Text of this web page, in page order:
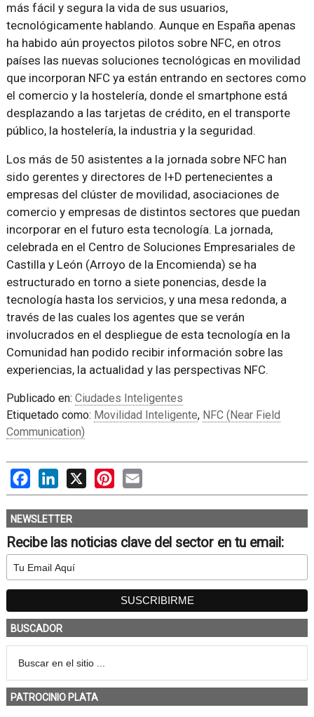
más fácil y segura la vida de sus usuarios,
tecnológicamente hablando. Aunque en España apenas
ha habido aún proyectos pilotos sobre NFC, en otros
países las nuevas soluciones tecnológicas en movilidad
que incorporan NFC ya están entrando en sectores como
el comercio y la hostelería, donde el smartphone está
desplazando a las tarjetas de crédito, en el transporte
público, la hostelería, la industria y la seguridad.
Los más de 50 asistentes a la jornada sobre NFC han
sido gerentes y directores de I+D pertenecientes a
empresas del clúster de movilidad, asociaciones de
comercio y empresas de distintos sectores que puedan
incorporar en el futuro esta tecnología. La jornada,
celebrada en el Centro de Soluciones Empresariales de
Castilla y León (Arroyo de la Encomienda) se ha
estructurado en torno a siete ponencias, desde la
tecnología hasta los servicios, y una mesa redonda, a
través de las cuales los agentes que se verán
involucrados en el despliegue de esta tecnología en la
Comunidad han podido recibir información sobre las
experiencias, la actualidad y las perspectivas NFC.
Publicado en: Ciudades Inteligentes
Etiquetado como: Movilidad Inteligente, NFC (Near Field
Communication)
FacebookLinkedIn
X PinterestEmail
NEWSLETTER
Recibe las noticias clave del sector en tu email:
BUSCADOR
PATROCINIO PLATA